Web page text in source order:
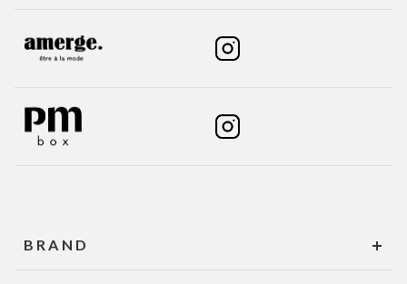
BRAND